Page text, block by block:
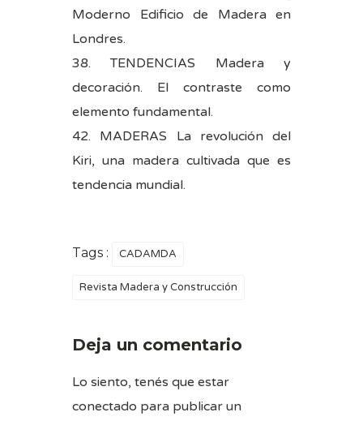
Moderno Edificio de Madera en
Londres.
38. TENDENCIAS Madera y
decoración. El contraste como
elemento fundamental.
42. MADERAS La revolución del
Kiri, una madera cultivada que es
tendencia mundial.
Tags : CADAMDA
Revista Madera y Construcción
Deja un comentario
Lo siento, tenés que estar
conectado para publicar un